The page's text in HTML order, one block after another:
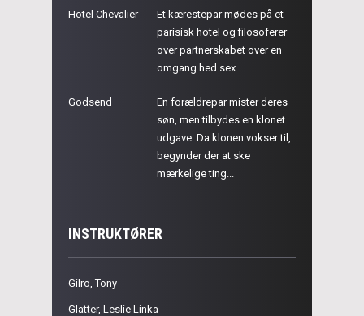
Hotel Chevalier
Et kærestepar mødes på et
parisisk hotel og filosoferer
over partnerskabet over en
omgang hed sex.
Godsend
En forældrepar mister deres
søn, men tilbydes en klonet
udgave. Da klonen vokser til,
begynder der at ske
mærkelige ting...
INSTRUKTØRER
Gilro, Tony
Glatter, Leslie Linka